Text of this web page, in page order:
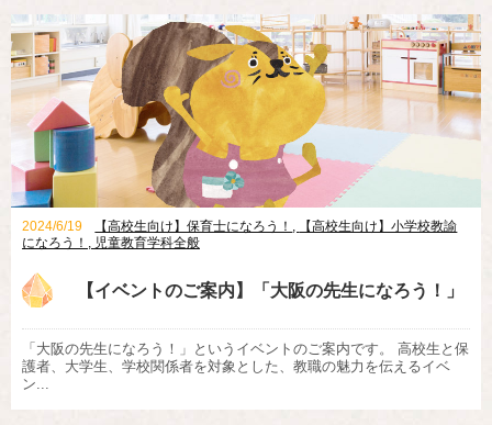
2024/6/19 【高校生向け】保育士になろう！ ,
【高校生向け】小学校教諭
になろう！ , 児童教育学科全般
【イベントのご案内】「大阪の先生になろう！」
「大阪の先生になろう！」というイベントのご案内です。 高校生と保
護者、大学生、学校関係者を対象とした、教職の魅力を伝えるイベ
ン...